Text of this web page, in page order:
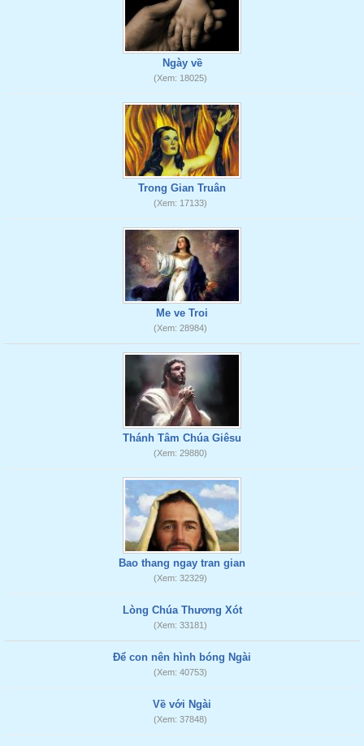
Ngày về
(Xem: 18025)
Trong Gian Truân
(Xem: 17133)
Me ve Troi
(Xem: 28984)
Thánh Tâm Chúa Giêsu
(Xem: 29880)
Bao thang ngay tran gian
(Xem: 32329)
Lòng Chúa Thương Xót
(Xem: 33181)
Để con nên hình bóng Ngài
(Xem: 40753)
Về với Ngài
(Xem: 37848)